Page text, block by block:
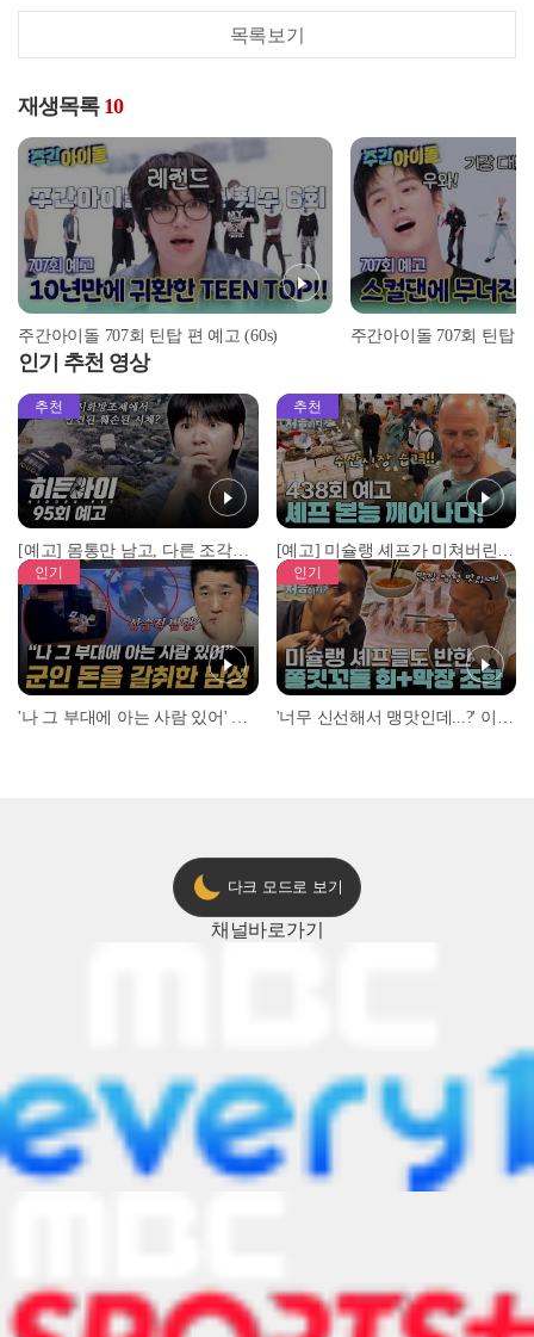
목록보기
재생목록 10
주간아이돌 707회 틴탑 편 예고 (60s) 주간아이돌 707회 틴탑
인기 추천 영상
추천
[예고] 몸통만 남고, 다른 조각은 어디에..? 시화호에서 드러난 충격적인 토막 살인사건!
추천
[예고] 미슐랭 셰프가 미쳐버린 이유! 본능이 깨어난 사건은?
인기 인기
다크 모드로 보기
채널바로가기